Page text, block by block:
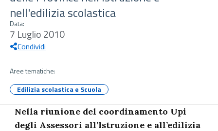
nell'edilizia scolastica
Data:
7 Luglio 2010
Condividi
Aree tematiche:
Edilizia scolastica e Scuola
Nella riunione del coordinamento Upi
degli Assessori all’Istruzione e all’edilizia